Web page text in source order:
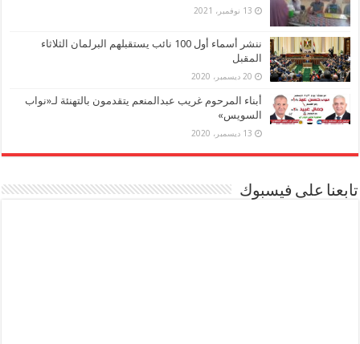
13 نوفمبر، 2021
ننشر أسماء أول 100 نائب يستقبلهم البرلمان الثلاثاء
المقبل
20 ديسمبر، 2020
أبناء المرحوم غريب عبدالمنعم يتقدمون بالتهنئة لـ«نواب
السويس»
13 ديسمبر، 2020
تابعنا على فيسبوك